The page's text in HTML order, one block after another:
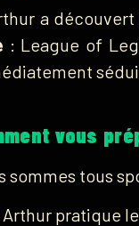
a
: League of
vous
sommes tous
Arthur pratique le